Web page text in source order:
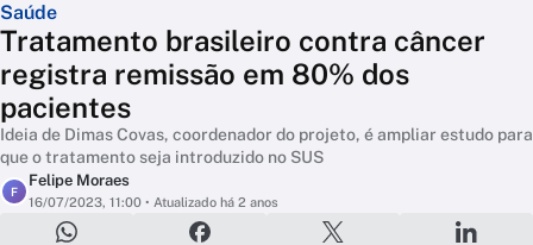
Saúde
Tratamento brasileiro contra câncer
registra remissão em 80% dos
pacientes
Ideia de Dimas Covas, coordenador do projeto, é ampliar estudo para
que o tratamento seja introduzido no SUS
F
Felipe Moraes
16/07/2023, 11:00 • Atualizado há 2 anos